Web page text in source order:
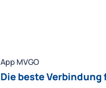
App MVGO
Die beste